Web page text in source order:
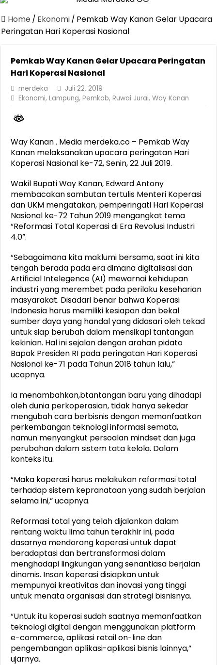
Canangkan Desa TAPIS dan Luncurkan Sekolah Lansia di
Pemprov Lampung Berhasil Kendalikan Inflasi, Jadi Provinsi
Dirut Jasa Raharja Dampingi Wamenhub Tinjau Penanganan
Pastikan Pelayanan Maksimal, Direksi Jasa Raharja Tinjau Korban
Dirut Jasa Raharja Dampingi Wamenhub Tinjau Penanganan
Purnama Wulan Sari Mirza Buka SiSeSa Roadshow Lampung
Home / Ekonomi/ Pemkab Way Kanan Gelar Upacara
Peringatan Hari Koperasi Nasional
Pemkab Way Kanan Gelar Upacara Peringatan
Hari Koperasi Nasional
merdeka
Juli 22, 2019
Ekonomi,Lampung,Pemkab,Ruwai Jurai,Way Kanan
Way Kanan . Media merdeka.co – Pemkab Way
Kanan melaksanakan upacara peringatan Hari
Koperasi Nasional ke-72, Senin, 22 Juli 2019.
Wakil Bupati Way Kanan, Edward Antony
membacakan sambutan tertulis Menteri Koperasi
dan UKM mengatakan, pemperingati Hari Koperasi
Nasional ke-72 Tahun 2019 mengangkat tema
“Reformasi Total Koperasi di Era Revolusi Industri
4.0”.
“Sebagaimana kita maklumi bersama, saat ini kita
tengah berada pada era dimana digitalisasi dan
Artificial Intelegence (AI) mewarnai kehidupan
industri yang merembet pada perilaku keseharian
masyarakat. Disadari benar bahwa Koperasi
Indonesia harus memiliki kesiapan dan bekal
sumber daya yang handal yang didasari oleh tekad
untuk siap berubah dalam mensikapi tantangan
kekinian. Hal ini sejalan dengan arahan pidato
Bapak Presiden RI pada peringatan Hari Koperasi
Nasional ke-71 pada Tahun 2018 tahun lalu,”
ucapnya.
Ia menambahkan,btantangan baru yang dihadapi
oleh dunia perkoperasian, tidak hanya sekedar
mengubah cara berbisnis dengan memanfaatkan
perkembangan teknologi informasi semata,
namun menyangkut persoalan mindset dan juga
perubahan dalam sistem tata kelola. Dalam
konteks itu.
“Maka koperasi harus melakukan reformasi total
terhadap sistem kepranataan yang sudah berjalan
selama ini,” ucapnya.
Reformasi total yang telah dijalankan dalam
rentang waktu lima tahun terakhir ini, pada
dasarnya mendorong koperasi untuk dapat
beradaptasi dan bertransformasi dalam
menghadapi lingkungan yang senantiasa berjalan
dinamis. Insan koperasi disiapkan untuk
mempunyai kreativitas dan inovasi yang tinggi
untuk menata organisasi dan strategi bisnisnya.
“Untuk itu koperasi sudah saatnya memanfaatkan
teknologi digital dengan menggunakan platform
e-commerce, aplikasi retail on-line dan
pengembangan aplikasi-aplikasi bisnis lainnya,”
ujarnya.